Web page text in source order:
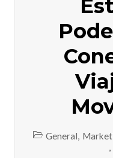
General,
,